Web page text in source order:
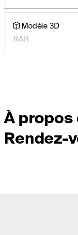
Modèle 3D
RAR
À propos
Rendez-